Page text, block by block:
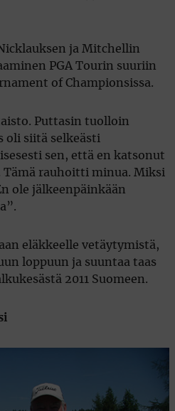
ja Mitchellin
PGA Tourin suuriin
of Championsissa.
Puttasin tuolloin
oli siitä selkeästi
sen, että en katsonut
rauhoitti minua. Miksi
ole jälkeenpäinkään
eläkkeelle vetäytymistä,
loppuun ja suuntaa taas
2011 Suomeen.